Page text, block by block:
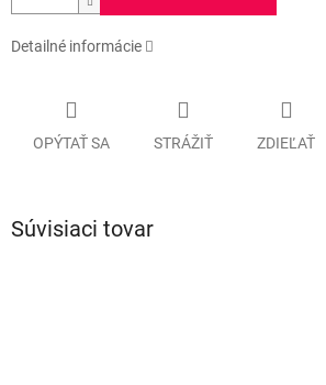
Detailné informácie
OPÝTAŤ SA STRÁŽIŤ ZDIEĽAŤ
Súvisiaci tovar